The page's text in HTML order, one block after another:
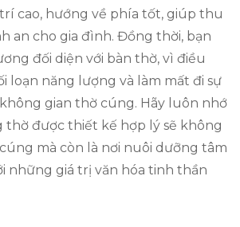
cao, hướng về phía tốt, giúp thu
an cho gia đình. Đồng thời, bạn
đối diện với bàn thờ, vì điều
loạn năng lượng và làm mất đi sự
gian thờ cúng. Hãy luôn nhớ
thờ được thiết kế hợp lý sẽ không
mà còn là nơi nuôi dưỡng tâm
những giá trị văn hóa tinh thần